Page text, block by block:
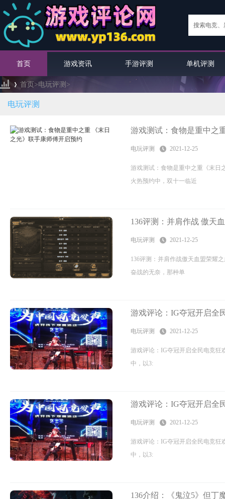
首页 游戏资讯 手游评测 单机评测
›
首页>电玩评测 >
电玩评测
游戏测试：食物是重中之
电玩评测 2021-12-25
游戏测试：食物是重中之重《末日
火热预约中，双十一临近
136评测：并肩作战 傲天
电玩评测 2021-12-25
136评测：并肩作战傲天血盟荣耀
奋战的无奈，那种单
游戏评论：IG夺冠开启全
电玩评测 2021-12-25
游戏评论：IG夺冠开启全民电竞狂
中，以3:
游戏评论：IG夺冠开启全
电玩评测 2021-12-25
游戏评论：IG夺冠开启全民电竞狂
中，以3:
136介绍：《鬼泣5》但丁